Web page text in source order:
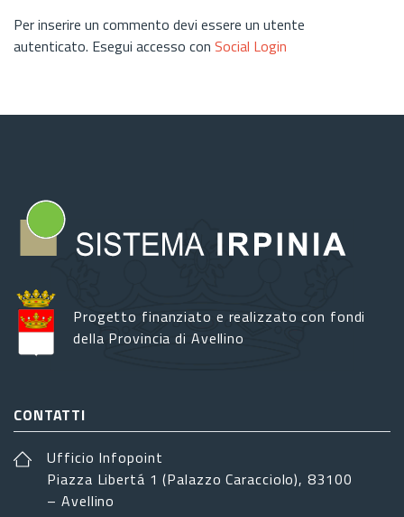
Per inserire un commento devi essere un utente
autenticato. Esegui accesso con Social Login
Progetto finanziato e realizzato con fondi
della Provincia di Avellino
CONTATTI
Ufficio Infopoint
Piazza Libertá 1 (Palazzo Caracciolo), 83100
– Avellino